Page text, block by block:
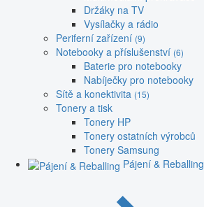
Držáky na TV
Vysílačky a rádio
Periferní zařízení (9)
Notebooky a příslušenství (6)
Baterie pro notebooky
Nabíječky pro notebooky
Sítě a konektivita (15)
Tonery a tisk
Tonery HP
Tonery ostatních výrobců
Tonery Samsung
Pájení & Reballing